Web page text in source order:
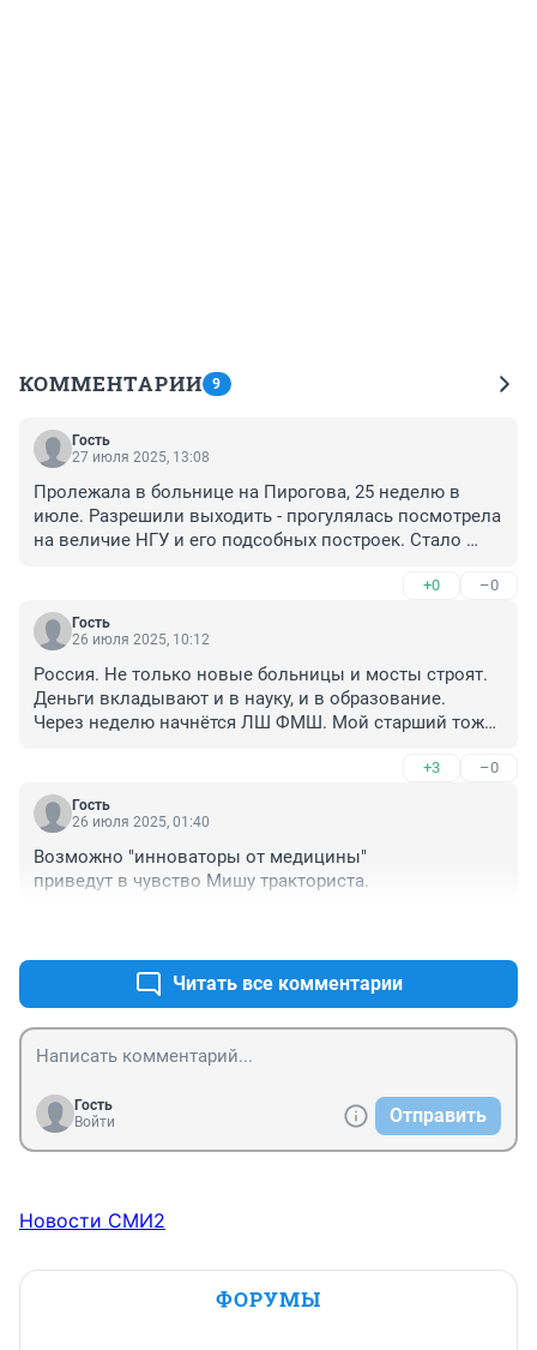
КОММЕНТАРИИ 9
Гость
27 июля 2025, 13:08
Пролежала в больнице на Пирогова, 25 неделю в
июле. Разрешили выходить - прогулялась посмотрела
на величие НГУ и его подсобных построек. Стало
одной улице. Как ещё врачи держатся и лечат людей -
не понимаю.
+0 –0
Гость
26 июля 2025, 10:12
Россия. Не только новые больницы и мосты строят.
Деньги вкладывают и в науку, и в образование.
Через неделю начнётся ЛШ ФМШ. Мой старший тоже
+3 –0
Гость
26 июля 2025, 01:40
Возможно "инноваторы от медицины"
приведут в чувство Мишу тракториста.
Читать все комментарии
Гость
Войти
Отправить
Новости СМИ2
ФОРУМЫ